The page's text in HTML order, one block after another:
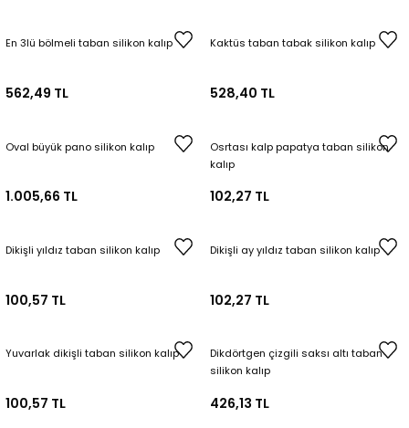
En 3lü bölmeli taban silikon kalıp
562,49 TL
Kaktüs taban tabak silikon kalıp
528,40 TL
Oval büyük pano silikon kalıp
1.005,66 TL
Osrtası kalp papatya taban silikon
kalıp
102,27 TL
Dikişli yıldız taban silikon kalıp
100,57 TL
Dikişli ay yıldız taban silikon kalıp
102,27 TL
Yuvarlak dikişli taban silikon kalıp
100,57 TL
Dikdörtgen çizgili saksı altı taban
silikon kalıp
426,13 TL